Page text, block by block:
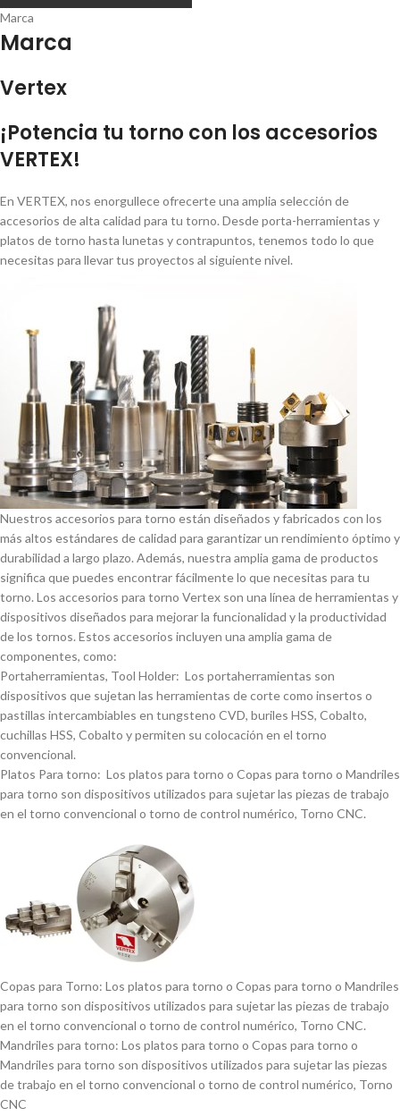
Marca
Marca
Vertex
¡Potencia tu torno con los accesorios
VERTEX!
En VERTEX, nos enorgullece ofrecerte una amplia selección de
accesorios de alta calidad para tu torno. Desde porta-herramientas y
platos de torno hasta lunetas y contrapuntos, tenemos todo lo que
necesitas para llevar tus proyectos al siguiente nivel.
Nuestros accesorios para torno están diseñados y fabricados con los
más altos estándares de calidad para garantizar un rendimiento óptimo y
durabilidad a largo plazo. Además, nuestra amplia gama de productos
significa que puedes encontrar fácilmente lo que necesitas para tu
torno. Los accesorios para torno Vertex son una lí­nea de herramientas y
dispositivos diseñados para mejorar la funcionalidad y la productividad
de los tornos. Estos accesorios incluyen una amplia gama de
componentes, como:
Portaherramientas, Tool Holder: Los portaherramientas son
dispositivos que sujetan las herramientas de corte como insertos o
pastillas intercambiables en tungsteno CVD, buriles HSS, Cobalto,
cuchillas HSS, Cobalto y permiten su colocación en el torno
convencional.
Platos Para torno: Los platos para torno o Copas para torno o Mandriles
para torno son dispositivos utilizados para sujetar las piezas de trabajo
en el torno convencional o torno de control numérico, Torno CNC.
Copas para Torno: Los platos para torno o Copas para torno o Mandriles
para torno son dispositivos utilizados para sujetar las piezas de trabajo
en el torno convencional o torno de control numérico, Torno CNC.
Mandriles para torno: Los platos para torno o Copas para torno o
Mandriles para torno son dispositivos utilizados para sujetar las piezas
de trabajo en el torno convencional o torno de control numérico, Torno
CNC